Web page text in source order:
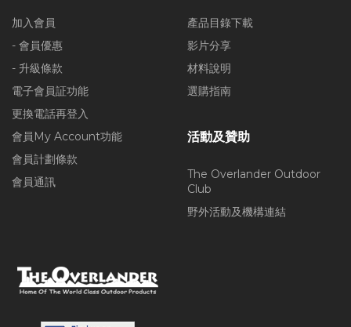
加入會員
- 會員優惠
- 升級條款
電子會員証功能
更換電話再登入
會員My Account功能
會員計劃條款
會員通訊
產品目錄下載
影片分享
材料說明
選購指南
活動及贊助
The Overlander Outdoor
Club
野外活動及機構連結